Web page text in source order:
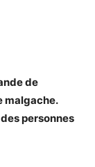
de
malgache.
personnes